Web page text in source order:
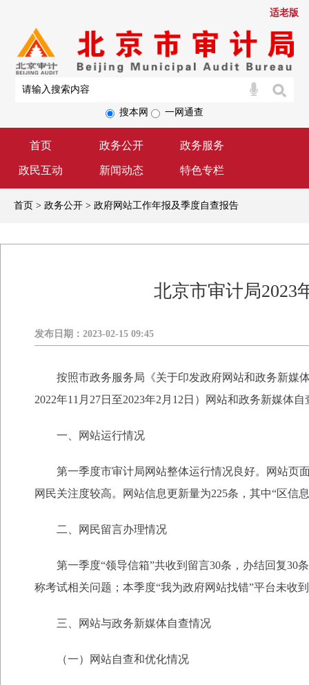
适老版
首页 政务公开 政务服务
政民互动 新闻动态 特色专栏
搜本网 一网通查
首页 > 政务公开 > 政府网站工作年报及季度自查报告
北京市审计局2023
发布日期： 2023-02-15 09:45
按照市政务服务局《关于印发政府网站和政务新媒
2022年11月27日至2023年2月12日）网站和政务新媒体
一、网站运行情况
第一季度市审计局网站整体运行情况良好。网站页
网民关注度较高。网站信息更新量为225条，其中“区信
二、网民留言办理情况
第一季度“领导信箱”共收到留言30条，办结回复30
称考试相关问题；本季度“我为政府网站找错”平台未收
三、网站与政务新媒体自查情况
（一）网站自查和优化情况